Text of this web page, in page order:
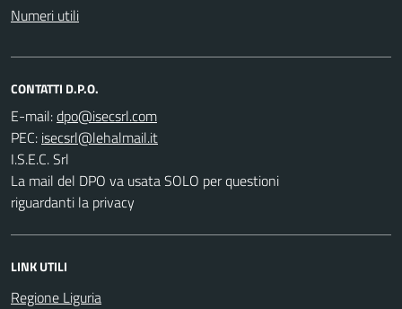
Numeri utili
CONTATTI D.P.O.
E-mail:
PEC:
I.S.E.C. Srl
La mail del DPO va usata SOLO per questioni
riguardanti la privacy
LINK UTILI
Regione Liguria